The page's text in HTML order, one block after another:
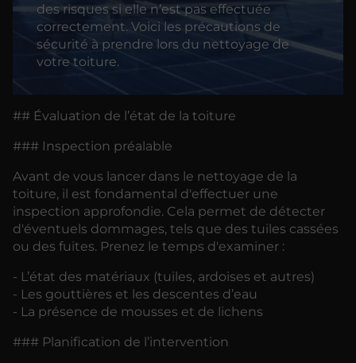
des risques si elle n’est pas effectuée
correctement. Voici les précautions de
sécurité à prendre lors du nettoyage de
votre toiture.
## Évaluation de l’état de la toiture
### Inspection préalable
Avant de vous lancer dans le nettoyage de la
toiture, il est fondamental d'effectuer une
inspection approfondie. Cela permet de détecter
d'éventuels dommages, tels que des tuiles cassées
ou des fuites. Prenez le temps d'examiner :
- L’état des matériaux (tuiles, ardoises et autres)
- Les gouttières et les descentes d’eau
- La présence de mousses et de lichens
### Planification de l’intervention